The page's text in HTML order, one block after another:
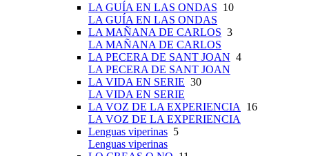
LA GUÍA EN LAS ONDAS 10
LA GUÍA EN LAS ONDAS
LA MAÑANA DE CARLOS 3
LA MAÑANA DE CARLOS
LA PECERA DE SANT JOAN 4
LA PECERA DE SANT JOAN
LA VIDA EN SERIE 30
LA VIDA EN SERIE
LA VOZ DE LA EXPERIENCIA 16
LA VOZ DE LA EXPERIENCIA
Lenguas viperinas 5
Lenguas viperinas